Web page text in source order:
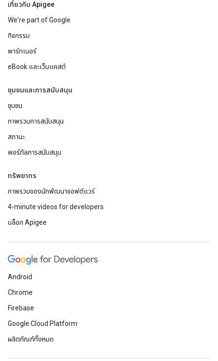
เกี่ยวกับ Apigee
We're part of Google
กิจกรรม
พาร์ทเนอร์
eBook และเว็บแคสต์
ชุมชนและการสนับสนุน
ชุมชน
ภาพรวมการสนับสนุน
สถานะ
พอร์ทัลการสนับสนุน
ทรัพยากร
ภาพรวมของนักพัฒนาซอฟต์แวร์
4-minute videos for developers
บล็อก Apigee
Android
Chrome
Firebase
Google Cloud Platform
ผลิตภัณฑ์ทั้งหมด